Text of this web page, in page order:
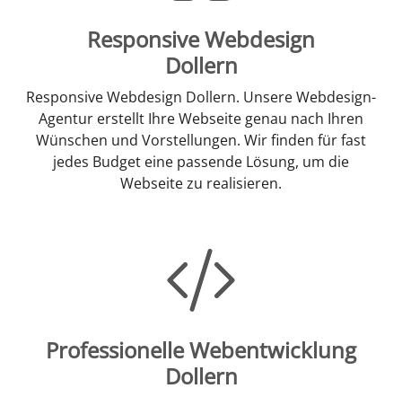
Responsive Webdesign
Dollern
Responsive Webdesign Dollern. Unsere Webdesign-
Agentur erstellt Ihre Webseite genau nach Ihren
Wünschen und Vorstellungen. Wir finden für fast
jedes Budget eine passende Lösung, um die
Webseite zu realisieren.
Professionelle Webentwicklung
Dollern